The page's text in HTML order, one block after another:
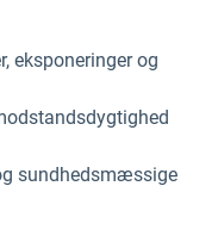
eksponeringer og
sundhedsmæssige